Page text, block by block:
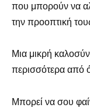
που μπορούν να
την προοπτική
Μια μικρή
περισσότερα από
Μπορεί να σου